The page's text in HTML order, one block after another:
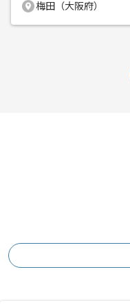
梅田（大阪府）